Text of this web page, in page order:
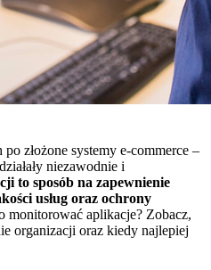
złożone systemy e-commerce –
niezawodnie i
to sposób na zapewnienie
usług oraz ochrony
monitorować aplikacje? Zobacz,
organizacji oraz kiedy najlepiej